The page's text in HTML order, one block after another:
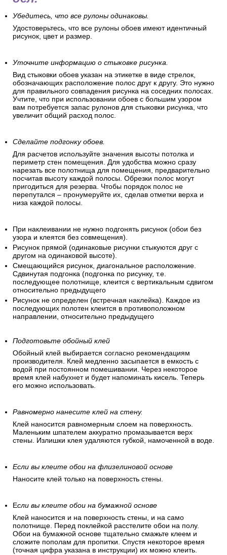
Убедитесь, что все рулоны одинаковы.
Удостоверьтесь, что все рулоны обоев имеют идентичный
рисунок, цвет и размер.
Уточните информацию о стыковке рисунка.
Вид стыковки обоев указан на этикетке в виде стрелок,
обозначающих расположение полос друг к другу. Это нужно
для правильного совпадения рисунка на соседних полосах.
Учтите, что при использовании обоев с большим узором
вам потребуется запас рулонов для стыковки рисунка, что
увеличит общий расход полос.
Сделайте подгонку обоев.
Для расчетов используйте значения высоты потолка и
периметр стен помещения. Для удобства можно сразу
нарезать все полотнища для помещения, предварительно
посчитав высоту каждой полосы. Обрезки полос могут
пригодиться для резерва. Чтобы порядок полос не
перепутался – пронумеруйте их, сделав отметки верха и
низа каждой полосы.
При наклеивании не нужно подгонять рисунок (обои без
узора и клеятся без совмещения).
Рисунок прямой (одинаковые рисунки стыкуются друг с
другом на одинаковой высоте).
Смещающийся рисунок, диагональное расположение.
Сдвинутая подгонка (подгонка по рисунку, т.е.
последующее полотнище, клеится с вертикальным сдвигом
относительно предыдущего
Рисунок не определен (встречная наклейка). Каждое из
последующих полотен клеится в противоположном
направлении, относительно предыдущего
Подготовьте обойный клей
Обойный клей выбирается согласно рекомендациям
производителя. Клей медленно засыпается в емкость с
водой при постоянном помешивании. Через некоторое
время клей набухнет и будет напоминать кисель. Теперь
его можно использовать.
Равномерно нанесите клей на стену.
Клей наносится равномерным слоем на поверхность.
Маленьким шпателем аккуратно промазывается верх
стены. Излишки клея удаляются губкой, намоченной в воде.
Если вы клеите обои на флизелиновой основе
Наносите клей только на поверхность стены.
Если вы клеите обои на бумажной основе
Клей наносится и на поверхность стены, и на само
полотнище. Перед поклейкой расстелите обои на полу.
Обои на бумажной основе тщательно смажьте клеем и
сложите пополам для пропитки. Спустя некоторое время
(точная цифра указана в инструкции) их можно клеить.